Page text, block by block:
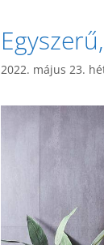
2022. május 23.